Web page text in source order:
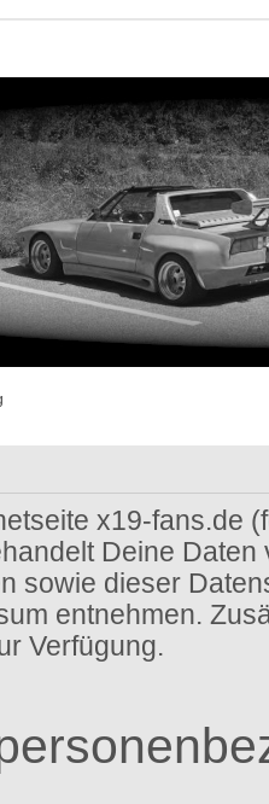
x19-fans.de
Deine
sowie dieser
entnehmen.
Verfügung.